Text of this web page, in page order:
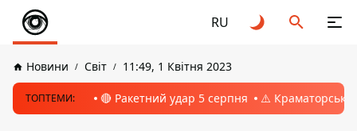
RU
Новини Світ 11:49, 1 Квітня 2023
ТОПТЕМИ: 🔴 Ракетний удар 5 серпня ⚠️ Краматорськ,